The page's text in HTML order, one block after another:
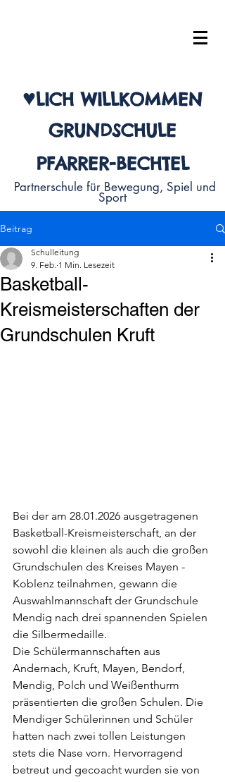
♥LICH WILLKOMMEN
GRUNDSCHULE
PFARRER-BECHTEL
Partnerschule für Bewegung, Spiel und
Sport
Beitrag
Basketball-
Kreismeisterschaften der
Grundschulen Kruft
Schulleitung
9. Feb. 1 Min. Lesezeit
Bei der am 28.01.2026 ausgetragenen
Basketball-Kreismeisterschaft, an der
sowohl die kleinen als auch die großen
Grundschulen des Kreises Mayen -
Koblenz teilnahmen, gewann die
Auswahlmannschaft der Grundschule
Mendig nach drei spannenden Spielen
die Silbermedaille.
Die Schülermannschaften aus
Andernach, Kruft, Mayen, Bendorf,
Mendig, Polch und Weißenthurm
präsentierten die großen Schulen. Die
Mendiger Schülerinnen und Schüler
hatten nach zwei tollen Leistungen
stets die Nase vorn. Hervorragend
betreut und gecoacht wurden sie von